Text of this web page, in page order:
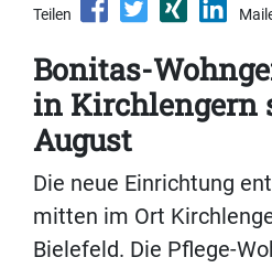
Teilen
Bonitas-
in Kirchlengern
August
Die neue Einrichtung
mitten im Ort
Bielefeld. Die Pflege-